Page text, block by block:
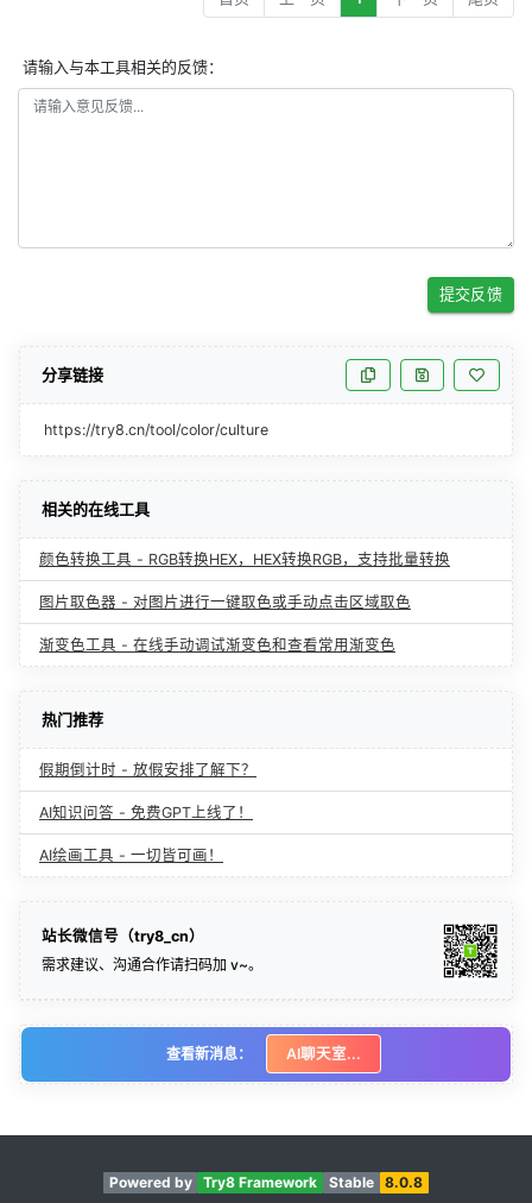
请输入与本工具相关的反馈：
提交反馈
分享链接
https://try8.cn/tool/color/culture
相关的在线工具
颜色转换工具 - RGB转换HEX，HEX转换RGB，支持批量转换
图片取色器 - 对图片进行一键取色或手动点击区域取色
渐变色工具 - 在线手动调试渐变色和查看常用渐变色
热门推荐
假期倒计时 - 放假安排了解下？
AI知识问答 - 免费GPT上线了！
AI绘画工具 - 一切皆可画！
站长微信号（try8_cn）
需求建议、沟通合作请扫码加 v~。
查看新消息： AI聊天室...
Powered by Try8 Framework Stable 8.0.8